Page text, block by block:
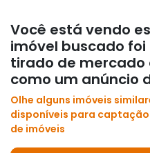
Você está vendo
imóvel buscado
tirado de
como um anúncio
Olhe alguns imóveis
disponíveis para
de imóveis